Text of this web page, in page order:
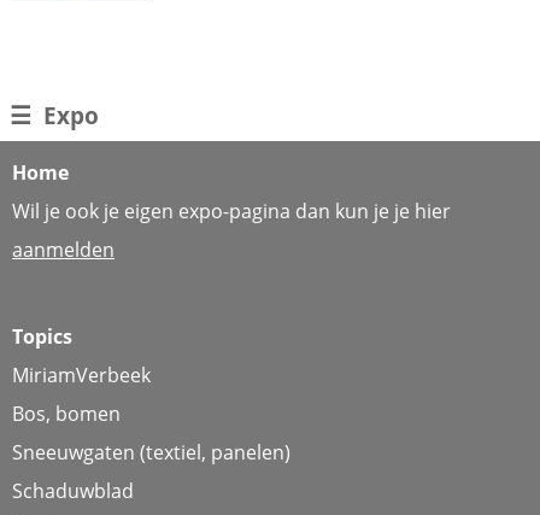
☰ Expo
Home
Wil je ook je eigen expo-pagina dan kun je je hier
aanmelden
Topics
MiriamVerbeek
Bos, bomen
Sneeuwgaten (textiel, panelen)
Schaduwblad